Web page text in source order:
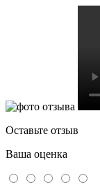
Оставьте отзыв
Ваша оценка